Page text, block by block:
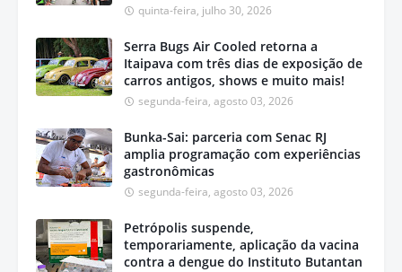
quinta-feira, julho 30, 2026
Serra Bugs Air Cooled retorna a
Itaipava com três dias de exposição de
carros antigos, shows e muito mais!
segunda-feira, agosto 03, 2026
Bunka-Sai: parceria com Senac RJ
amplia programação com experiências
gastronômicas
segunda-feira, agosto 03, 2026
Petrópolis suspende,
temporariamente, aplicação da vacina
contra a dengue do Instituto Butantan